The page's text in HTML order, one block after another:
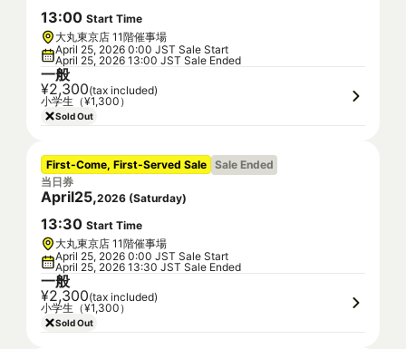
13:00 Start Time
大丸東京店 11階催事場
April 25, 2026 0:00 JST Sale Start
April 25, 2026 13:00 JST Sale Ended
一般
¥2,300(tax included)
小学生（¥1,300）
Sold Out
First-Come, First-Served Sale Sale Ended
当日券
April25,2026 (Saturday)
13:30 Start Time
大丸東京店 11階催事場
April 25, 2026 0:00 JST Sale Start
April 25, 2026 13:30 JST Sale Ended
一般
¥2,300(tax included)
小学生（¥1,300）
Sold Out